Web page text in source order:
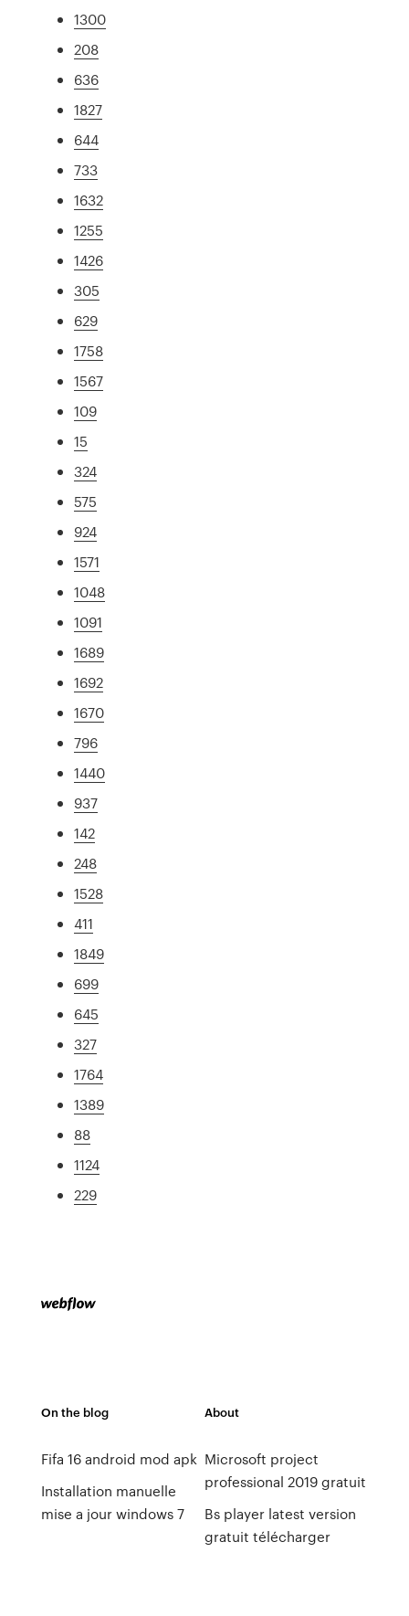
1300
208
636
1827
644
733
1632
1255
1426
305
629
1758
1567
109
15
324
575
924
1571
1048
1091
1689
1692
1670
796
1440
937
142
248
1528
411
1849
699
645
327
1764
1389
88
1124
229
On the blog
Fifa 16 android mod apk
Installation manuelle
mise a jour windows 7
About
Microsoft project
professional 2019 gratuit
Bs player latest version
gratuit télécharger